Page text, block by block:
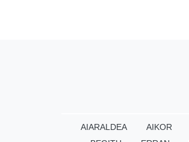
AIARALDEA AIKOR